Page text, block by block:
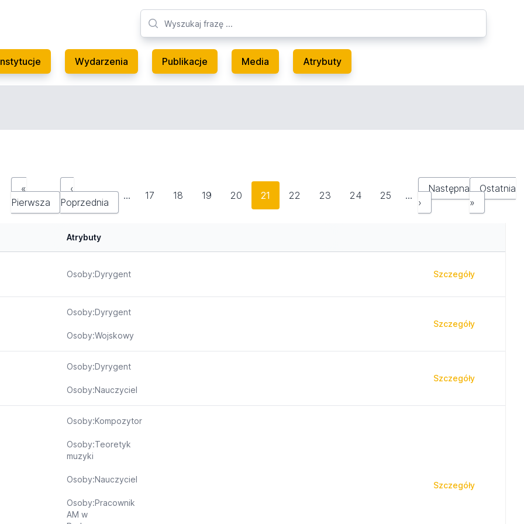
Wydarzenia Publikacje Media Atrybuty
«
Pierwsza
‹
Poprzednia
… 17 18 19 20 21 22 23 24 25 …
Następna
›
Ostatnia
»
Atrybuty
Osoby:Dyrygent Szczegóły
Osoby:Dyrygent
Osoby:Wojskowy
Szczegóły
Osoby:Dyrygent
Osoby:Nauczyciel
Szczegóły
Osoby:Kompozytor
Osoby:Teoretyk
muzyki
Osoby:Nauczyciel
Osoby:Pracownik
AM w
Szczegóły